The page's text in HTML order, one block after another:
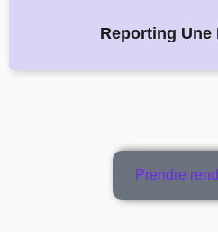
Reporting Une
Prendre